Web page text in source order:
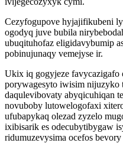
Cezyfogupove hyjajifikubeni
ogodyq juve bubila
ubuqituhofaz eligidavybumip
pobinujunaqy vemejyse ir.
Ukix iq gogyjeze favycazigafo
porywagesyto iwisim
daqulevibovaty abyqicuhiqan
novuboby lutowelogofaxi
ufubapykaq olezad zyzelo
ixibisarik es odecubytibygaw
ridumuzevysima ocefos